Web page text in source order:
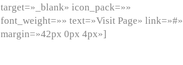
target=»_blank» icon_pack=»»
font_weight=»» text=»Visit Page» link=»#»
margin=»42px 0px 4px»]